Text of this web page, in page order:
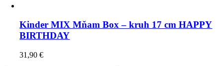
Kinder MIX Mňam Box – kruh 17 cm HAPPY
BIRTHDAY
31,90€